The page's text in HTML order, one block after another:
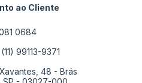
ao Cliente
0684
99113-9371
48 - Brás